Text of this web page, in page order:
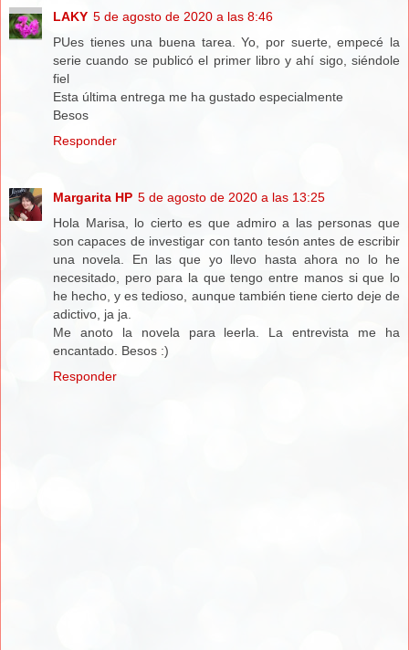
LAKY 5 de agosto de 2020 a las 8:46
PUes tienes una buena tarea. Yo, por suerte, empecé la
serie cuando se publicó el primer libro y ahí sigo, siéndole
fiel
Esta última entrega me ha gustado especialmente
Besos
Responder
Margarita HP 5 de agosto de 2020 a las 13:25
Hola Marisa, lo cierto es que admiro a las personas que
son capaces de investigar con tanto tesón antes de escribir
una novela. En las que yo llevo hasta ahora no lo he
necesitado, pero para la que tengo entre manos si que lo
he hecho, y es tedioso, aunque también tiene cierto deje de
adictivo, ja ja.
Me anoto la novela para leerla. La entrevista me ha
encantado. Besos :)
Responder